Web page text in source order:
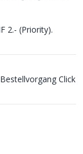
2.- (Priority).
Click